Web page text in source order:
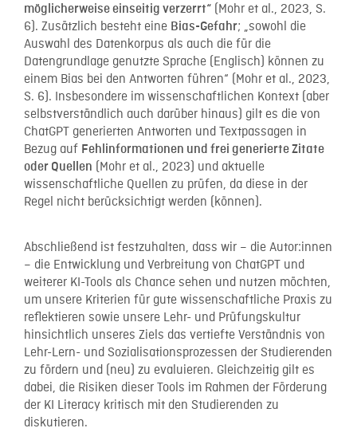
möglicherweise einseitig verzerrt“ (Mohr et al., 2023, S.
6). Zusätzlich besteht eine Bias-Gefahr; „sowohl die
Auswahl des Datenkorpus als auch die für die
Datengrundlage genutzte Sprache (Englisch) können zu
einem Bias bei den Antworten führen“ (Mohr et al., 2023,
S. 6). Insbesondere im wissenschaftlichen Kontext (aber
selbstverständlich auch darüber hinaus) gilt es die von
ChatGPT generierten Antworten und Textpassagen in
Bezug auf Fehlinformationen und frei generierte Zitate
oder Quellen (Mohr et al., 2023) und aktuelle
wissenschaftliche Quellen zu prüfen, da diese in der
Regel nicht berücksichtigt werden (können).
Abschließend ist festzuhalten, dass wir – die Autor:innen
– die Entwicklung und Verbreitung von ChatGPT und
weiterer KI-Tools als Chance sehen und nutzen möchten,
um unsere Kriterien für gute wissenschaftliche Praxis zu
reflektieren sowie unsere Lehr- und Prüfungskultur
hinsichtlich unseres Ziels das vertiefte Verständnis von
Lehr-Lern- und Sozialisationsprozessen der Studierenden
zu fördern und (neu) zu evaluieren. Gleichzeitig gilt es
dabei, die Risiken dieser Tools im Rahmen der Förderung
der KI Literacy kritisch mit den Studierenden zu
diskutieren.